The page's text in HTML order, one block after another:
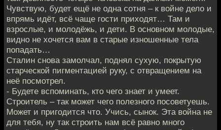
Чувствую, будет ещё не одна сотня – к войне дело и
впрямь идёт, всё чаще гости приходят… Там и
взрослые, и молодёжь, и дети. В основном молодые,
видно не хочется вам в старые изношенные тела
попадать…
Сталин снова замолчал, поднял сухую, покрытую
старческой пигментацией руку, с отвращением на
неё посмотрел.
- Будете вспоминать, кто чего знает и умеет.
Строитель – так может чего полезного посоветуешь.
Может и пригодится что. Учись, сынок. Эта война не
для тебя, ну так строить нам всё равно много